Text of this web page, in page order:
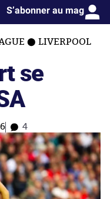
S’abonner au mag
LIVERPOOL
se
4